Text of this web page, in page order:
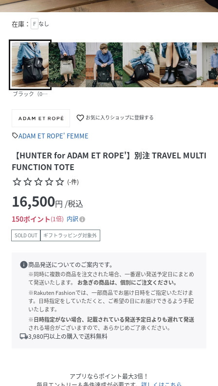
在庫： F なし
ブラック（01）
favorite_border お気に入りショップに登録する
sellADAM ET ROPE' FEMME
【HUNTER for ADAM ET ROPE'】別注 TRAVEL MULTI
FUNCTION TOTE
star_borderstar_borderstar_borderstar_borderstar_border (-件)
16,500円 /税込
150ポイント 1倍 内訳
SOLD OUT ギフトラッピング対象外
info商品発送についてのご案内です。
※同時に複数の商品を注文された場合、一番遅い発送予定日にまとめ
て発送いたします。
お急ぎの商品は、個別にご注文ください。
※Rakuten Fashionでは、一部商品でお届け日時をご指定いただけま
す。日時指定をしていただくと、ご希望の日にお届けできるよう手配
いたします。
※日時指定がない場合、記載されている発送予定日よりも遅れて発送
される場合がございますので、あらかじめご了承ください。
local_shipping3,980円以上の購入で送料無料
アプリならポイント最大3倍！